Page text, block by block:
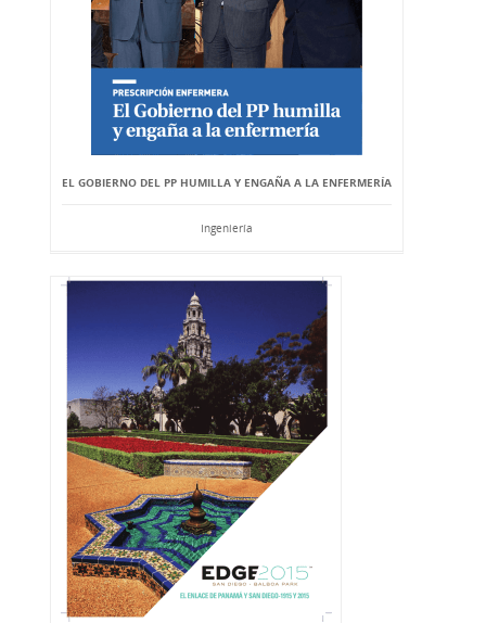
EL GOBIERNO DEL PP HUMILLA Y ENGAÑA A LA ENFERMERÍA
Ingeniería